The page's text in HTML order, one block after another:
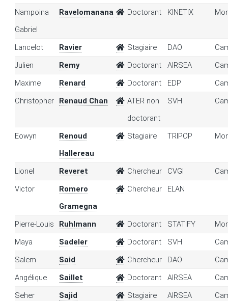
Nampoina
Gabriel
Ravelomanana Doctorant KINETIX
Lancelot Ravier Stagiaire DAO
Julien
Remy Doctorant AIRSEA
Maxime
Renard Doctorant EDP
Christopher
Renaud Chan
ATER non
doctorant
SVH
Eowyn
Renoud
Hallereau
Stagiaire TRIPOP
Lionel Reveret Chercheur CVGI
Victor
Romero
Gramegna
Chercheur ELAN
Pierre-Louis Ruhlmann Doctorant STATIFY
Maya
Sadeler Doctorant SVH
Salem
Said Chercheur DAO
Angélique
Saillet Doctorant AIRSEA
Seher
Sajid Stagiaire AIRSEA